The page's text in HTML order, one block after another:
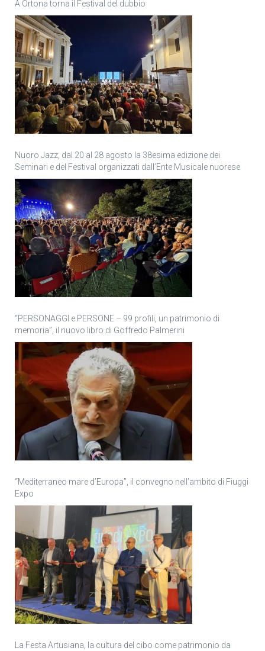
A Ortona torna il Festival del dubbio
Nuoro Jazz, dal 20 al 28 agosto la 38esima edizione dei
Seminari e del Festival organizzati dall’Ente Musicale nuorese
“PERSONAGGI e PERSONE – 99 profili, un patrimonio di
memoria”, il nuovo libro di Goffredo Palmerini
“Mediterraneo mare d’Europa”, il convegno nell’ambito di Fiuggi
Expo
La Festa Artusiana, la cultura del cibo come patrimonio da